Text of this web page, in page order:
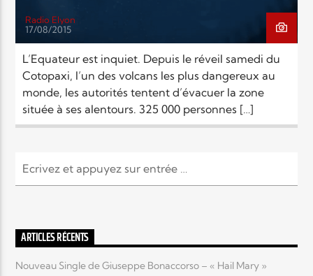
Radio Elyon
Elyon Rhema
Elyon Hits
Elyon Live
Radio Elyon
17/08/2015
L’Equateur est inquiet. Depuis le réveil samedi du
Cotopaxi, l’un des volcans les plus dangereux au
monde, les autorités tentent d’évacuer la zone
située à ses alentours. 325 000 personnes […]
ARTICLES RÉCENTS
Nouveau Single de Giuseppe Bonaccorso – « Hail Mary »